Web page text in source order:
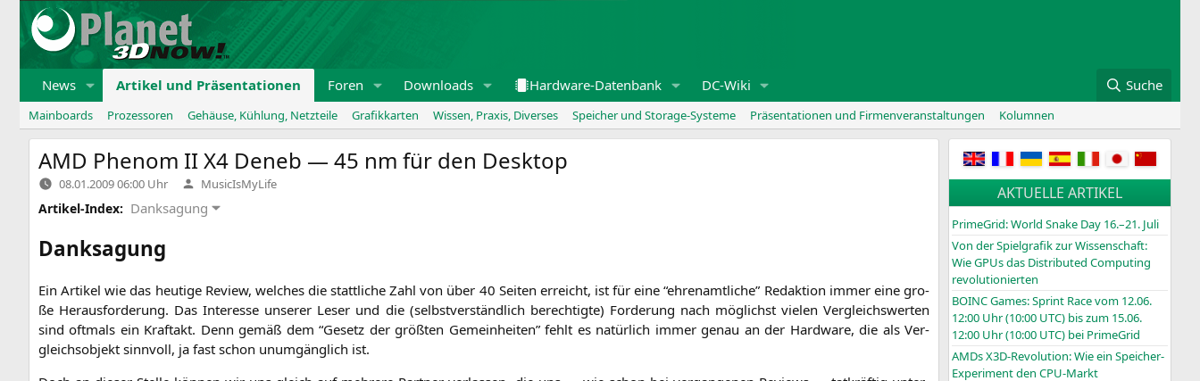
Zum
Inhalt
springen
News Artikel und Präsentationen Foren Downloads Hardware-Datenbank DC-Wiki Suche
Mainboards Prozessoren Gehäuse, Kühlung, Netzteile Grafikkarten Wissen, Praxis, Diverses Speicher und Storage-Systeme Präsentationen und Firmenveranstaltungen Kolumnen
AMD Phenom IIX4 Deneb — 45 nm für den Desktop
08.01.2009 06:00 Uhr Verfasst
von
MusicIsMyLife
Artikel-Index: Danksagung
Danksagung
Ein Arti­kel wie das heu­ti­ge Review, wel­ches die statt­li­che Zahl von über 40 Sei­ten erreicht, ist für eine “ehren­amt­li­che” Redak­ti­on immer eine gro­
ße Her­aus­for­de­rung. Das Inter­es­se unse­rer Leser und die (selbst­ver­ständ­lich berech­tig­te) For­de­rung nach mög­lichst vie­len Ver­gleichs­wer­ten
sind oft­mals ein Kraft­akt. Denn gemäß dem “Gesetz der größ­ten Gemein­hei­ten” fehlt es natür­lich immer genau an der Hard­ware, die als Ver­
gleichs­ob­jekt sinn­voll, ja fast schon unum­gäng­lich ist.
AKTUELLE ARTIKEL
PrimeGrid: World Snake Day 16.–21. Juli
Von der Spielgrafik zur Wissenschaft:
Wie GPUs das Distributed Computing
revolutionierten
BOINCGames: Sprint Race vom 12.06.
12:00 Uhr (10:00 UTC) bis zum 15.06.
12:00 Uhr (10:00 UTC) bei PrimeGrid
AMDs X3D-Revolution: Wie ein Speicher-
Experiment den CPU-Markt